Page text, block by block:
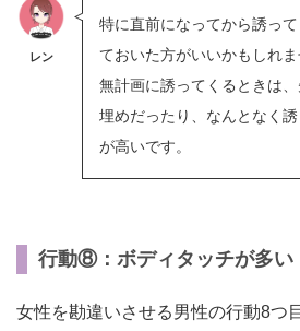
レン
特に直前になってから誘っ
ておいた方がいいかもしれま
無計画に誘ってくるときは
埋めだったり、なんとなく
が高いです。
行動⑧：ボディタッチが多い
女性を勘違いさせる男性の行動8つ